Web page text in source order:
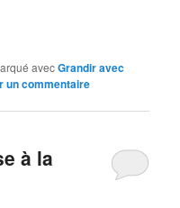
avecGrandir avec
un commentaire
à la